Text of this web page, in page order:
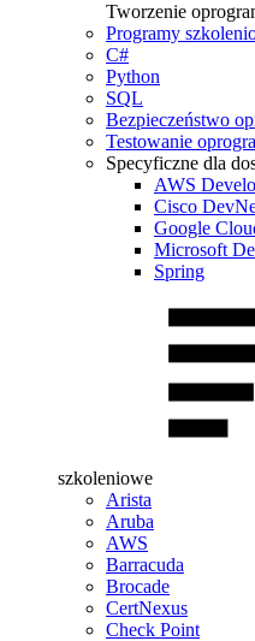
Tworzenie
Programy
C#
Python
SQL
Bezpieczeństwo
Testowanie
Specyficzne dla
AWS
Cisco
Google
Microsoft
Spring
szkoleniowe
Arista
Aruba
AWS
Barracuda
Brocade
CertNexus
Check Point